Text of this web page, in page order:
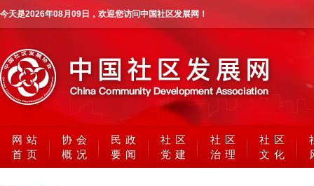
今天是2026年08月09日 ，欢迎您访问中国社区发展网！
网站
首页
协会
概况
民政
要闻
社区
党建
社区
治理
社区
文化